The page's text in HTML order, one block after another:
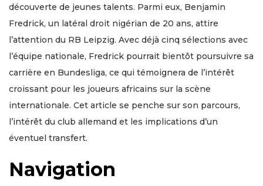
découverte de jeunes talents. Parmi eux, Benjamin
Fredrick, un latéral droit nigérian de 20 ans, attire
l’attention du RB Leipzig. Avec déjà cinq sélections avec
l’équipe nationale, Fredrick pourrait bientôt poursuivre sa
carrière en Bundesliga, ce qui témoignera de l’intérêt
croissant pour les joueurs africains sur la scène
internationale. Cet article se penche sur son parcours,
l’intérêt du club allemand et les implications d’un
éventuel transfert.
Navigation